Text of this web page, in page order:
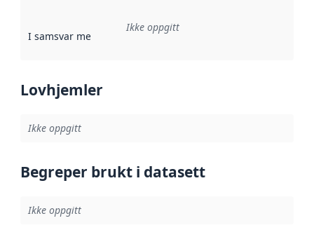
I samsvar med Referanse til en implementasjonsregel
Ikke oppgitt
Lovhjemler
Ikke oppgitt
Begreper brukt i datasett
Ikke oppgitt